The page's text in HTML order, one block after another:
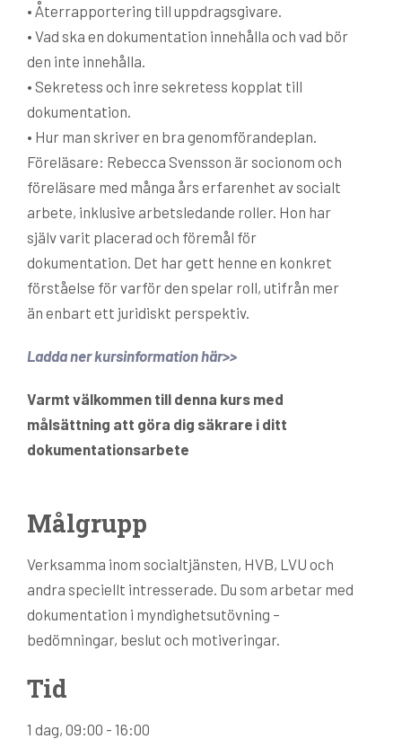
• Återrapportering till uppdragsgivare.
• Vad ska en dokumentation innehålla och vad bör
den inte innehålla.
• Sekretess och inre sekretess kopplat till
dokumentation.
• Hur man skriver en bra genom­förandeplan.
Föreläsare: Rebecca Svensson är socionom och
föreläsare med många års erfarenhet av socialt
arbete, inklusive arbetsledande roller. Hon har
själv varit placerad och föremål för
dokumentation. Det har gett henne en konkret
förståelse för varför den spelar roll, utifrån mer
än enbart ett juridiskt perspektiv.
Ladda ner kursinformation här>>
Varmt välkommen till denna kurs med
målsättning att göra dig säkrare i ditt
dokumentationsarbete
Målgrupp
Verksamma inom social­tjänsten, HVB, LVU och
andra speciellt intresserade. Du som arbetar med
dokumentation i myndighetsutövning –
bedömningar, beslut och motiveringar.
Tid
1 dag, 09:00 - 16:00